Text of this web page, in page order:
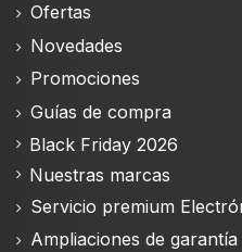
Ofertas
Novedades
Promociones
Guías de compra
Black Friday 2026
Nuestras marcas
Servicio premium
Ampliaciones de garantía